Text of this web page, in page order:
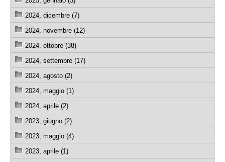
2024, dicembre (7)
2024, novembre (12)
2024, ottobre (38)
2024, settembre (17)
2024, agosto (2)
2024, maggio (1)
2024, aprile (2)
2023, giugno (2)
2023, maggio (4)
2023, aprile (1)